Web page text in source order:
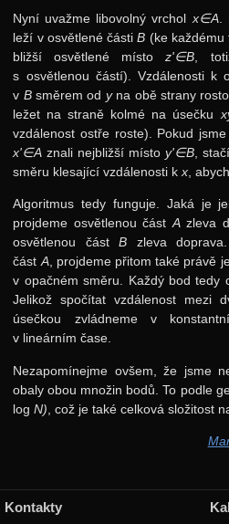
Nyní uvažme libovolný vrchol x∈A.
leží v osvětlené částiB (ke
bližší osvětlené místoz'∈B ,
s osvětlenou částí). Vzdálenosti k
v Bsměrem od yna obě strany
ležet na straně kolmé na úsečku
vzdálenost ostře roste). Pokud
x'∈A znali nejbližší místoy'∈B ,
směru klesající vzdálenosti kx ,
Algoritmus tedy funguje. Jaká je
projdeme osvětlenou částAzleva
osvětlenou částB zleva
částA, projdeme přitom také právě
v opačném směru. Každý bod tedy
Jelikož spočítat vzdálenost mezi
úsečkou zvládneme v
v lineárním čase.
Nezapomínejme ovšem, že jsme
obaly obou množin bodů. To podle
log N) , což je také celková složitost
Kontakty